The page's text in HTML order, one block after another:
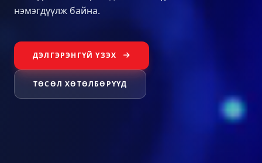
нэмэгдүүлж байна.
ДЭЛГЭРЭНГҮЙ ҮЗЭХ
ТӨСӨЛ ХӨТӨЛБӨРҮҮД